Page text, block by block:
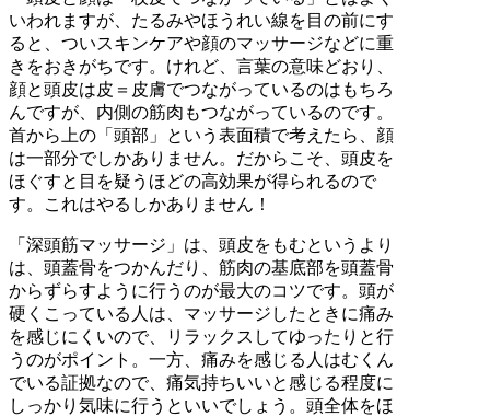
いわれますが、たるみやほうれい線を目の前にす
ると、ついスキンケアや顔のマッサージなどに重
きをおきがちです。けれど、言葉の意味どおり、
顔と頭皮は皮＝皮膚でつながっているのはもちろ
んですが、内側の筋肉もつながっているのです。
首から上の「頭部」という表面積で考えたら、顔
は一部分でしかありません。だからこそ、頭皮を
ほぐすと目を疑うほどの高効果が得られるので
す。これはやるしかありません！
「深頭筋マッサージ」は、頭皮をもむというより
は、頭蓋骨をつかんだり、筋肉の基底部を頭蓋骨
からずらすように行うのが最大のコツです。頭が
硬くこっている人は、マッサージしたときに痛み
を感じにくいので、リラックスしてゆったりと行
うのがポイント。一方、痛みを感じる人はむくん
でいる証拠なので、痛気持ちいいと感じる程度に
しっかり気味に行うといいでしょう。頭全体をほ